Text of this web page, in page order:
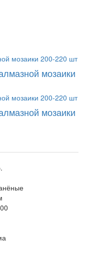
мозаики
мозаики